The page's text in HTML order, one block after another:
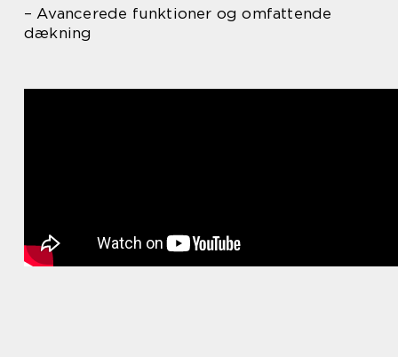
– Avancerede funktioner og omfattende
dækning